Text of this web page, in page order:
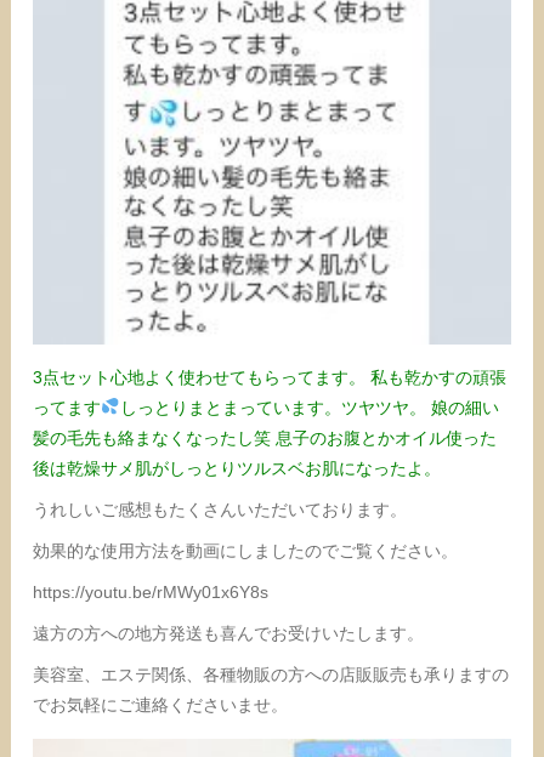
3点セット心地よく使わせてもらってます。
私も乾かすの頑張
ってます
しっとりまとまっています。ツヤツヤ。
娘の細い
髪の毛先も絡まなくなったし笑 息子のお腹とかオイル使った
後は乾燥サメ肌がしっとりツルスベお肌になったよ。
うれしいご感想もたくさんいただいております。
効果的な使用方法を動画にしましたのでご覧ください。
https://youtu.be/rMWy01x6Y8s
遠方の方への地方発送も喜んでお受けいたします。
美容室、エステ関係、各種物販の方への店販販売も承りますの
でお気軽にご連絡くださいませ。